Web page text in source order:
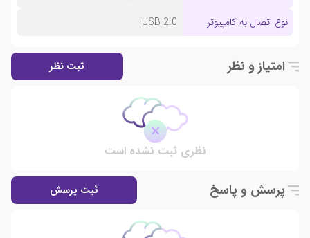
نوع اتصال به کامپیوتر
USB 2.0
امتیاز و نظر ثبت نظر
نظری ثبت نشده است
پرسش و پاسخ ثبت پرسش